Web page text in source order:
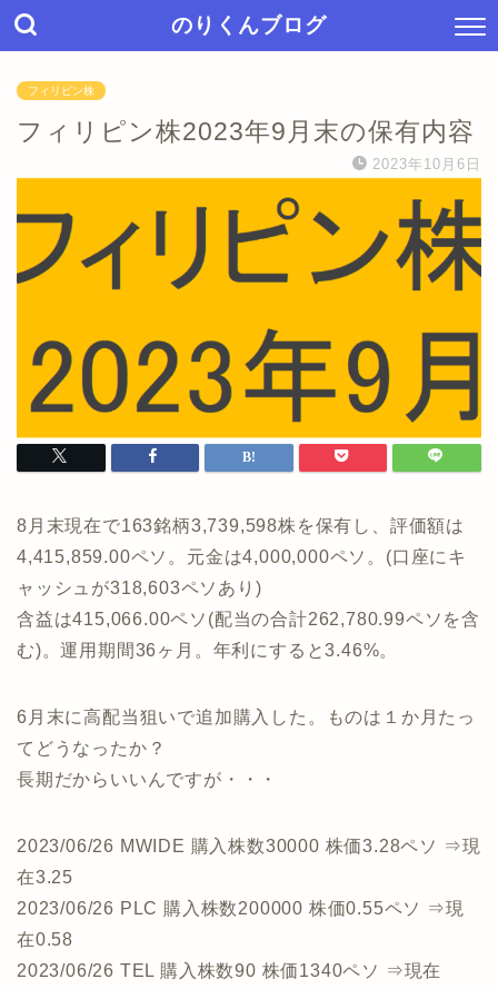
のりくんブログ
フィリピン株
フィリピン株2023年9月末の保有内容
2023年10月6日
8月末現在で163銘柄3,739,598株を保有し、評価額は
4,415,859.00ペソ。元金は4,000,000ペソ。(口座にキ
ャッシュが318,603ペソあり)
含益は415,066.00ペソ(配当の合計262,780.99ペソを含
む)。運用期間36ヶ月。年利にすると3.46%。
6月末に高配当狙いで追加購入した。ものは１か月たっ
てどうなったか？
長期だからいいんですが・・・
2023/06/26 MWIDE 購入株数30000 株価3.28ペソ ⇒現
在3.25
2023/06/26 PLC 購入株数200000 株価0.55ペソ ⇒現
在0.58
2023/06/26 TEL 購入株数90 株価1340ペソ ⇒現在